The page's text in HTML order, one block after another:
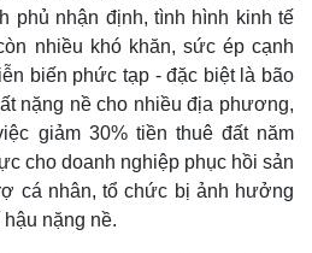
Biển đảo
Multimedia
phủ nhận định, tình hình kinh tế
nhiều khó khăn, sức ép cạnh
biến phức tạp - đặc biệt là bão
nặng nề cho nhiều địa phương,
giảm 30% tiền thuê đất năm
cho doanh nghiệp phục hồi sản
cá nhân, tổ chức bị ảnh hưởng
nặng nề.